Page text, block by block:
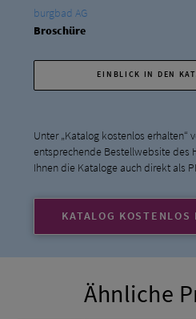
burgbad AG
Broschüre
EINBLICK IN DEN
Unter „Katalog kostenlos erhalten“
entsprechende Bestellwebsite des
Ihnen die Kataloge auch direkt als
KATALOG KOSTENLOS
Ähnliche